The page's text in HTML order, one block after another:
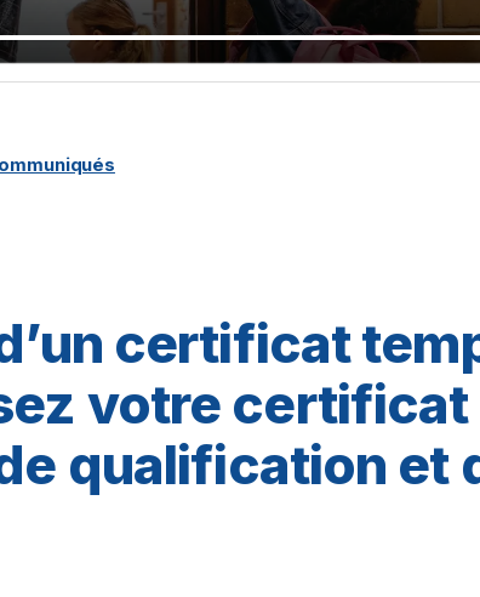
certificat
votre certificat
qualification et